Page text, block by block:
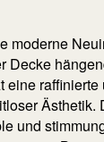
moderne
Ästhetik.
und